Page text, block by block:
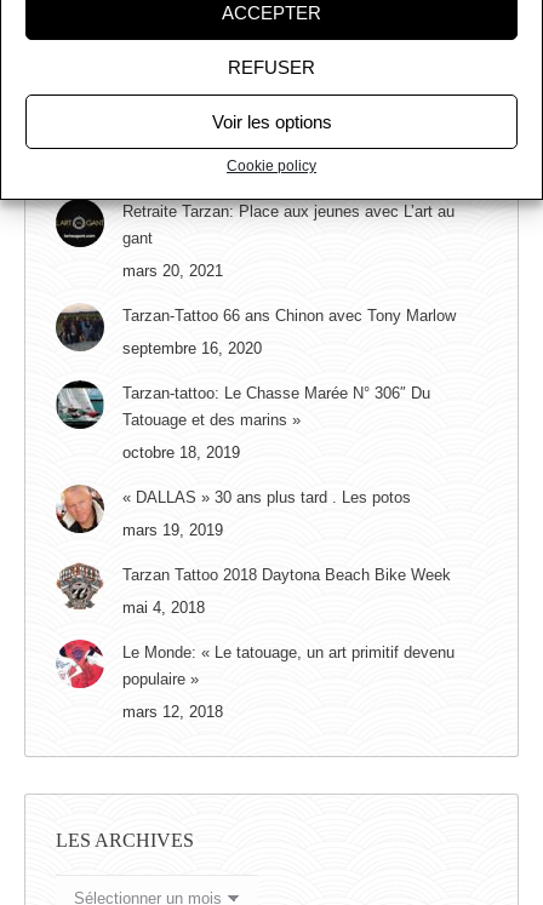
ACCEPTER
REFUSER
Voir les options
Cookie policy
DERNIERS ARTICLES
Retraite Tarzan: Place aux jeunes avec L’art au
gant
mars 20, 2021
Tarzan-Tattoo 66 ans Chinon avec Tony Marlow
septembre 16, 2020
Tarzan-tattoo: Le Chasse Marée N° 306″ Du
Tatouage et des marins »
octobre 18, 2019
« DALLAS » 30 ans plus tard . Les potos
mars 19, 2019
Tarzan Tattoo 2018 Daytona Beach Bike Week
mai 4, 2018
Le Monde: « Le tatouage, un art primitif devenu
populaire »
mars 12, 2018
LES ARCHIVES